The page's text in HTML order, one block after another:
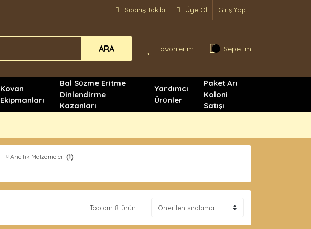
Sipariş Takibi Üye Ol Giriş Yap
ARA Favorilerim Sepetim
Kovan
Ekipmanları
Bal Süzme Eritme
Dinlendirme
Kazanları
Yardımcı
Ürünler
Paket Arı
Koloni
Satışı
Arıcılık Malzemeleri (1)
Toplam 8 ürün